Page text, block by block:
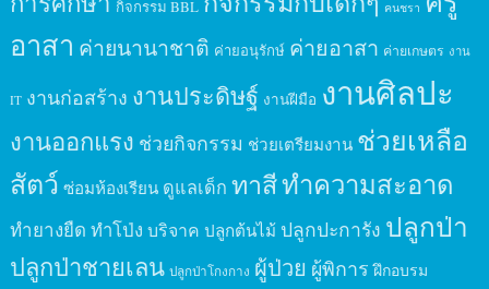
กิจกรรม BBL คนชรา
อาสา ค่ายนานาชาติ ค่ายอนุรักษ์ ค่ายอาสา ค่ายเกษตร งาน
IT งานก่อสร้าง งานประดิษฐ์ งานฝีมือ งานศิลปะ
งานออกแรง ช่วยกิจกรรม ช่วยเตรียมงาน ช่วยเหลือ
สัตว์ ซ่อมห้องเรียน ดูแลเด็ก ทาสีทำความสะอาด
ทำยางยืด ทำโป่ง บริจาค ปลูกต้นไม้ ปลูกปะการัง ปลูกป่า
ปลูกป่าชายเลน ปลูกป่าโกงกาง ผู้ป่วย ผู้พิการ ฝึกอบรม